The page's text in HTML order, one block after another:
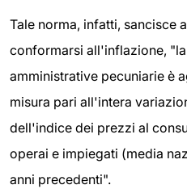
Tale norma, infatti, sancisce
conformarsi all'inflazione,
amministrative pecuniarie è
misura pari all'intera
dell'indice dei prezzi al
operai e impiegati (media
anni precedenti".